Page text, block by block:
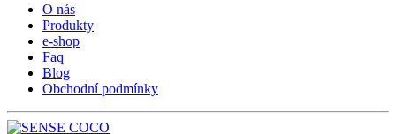
O nás
Produkty
e-shop
Faq
Blog
Obchodní podmínky